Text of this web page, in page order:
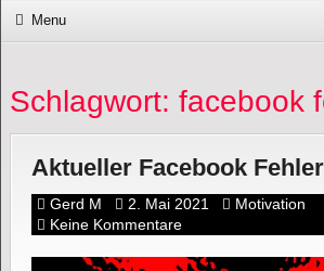
Menu
Schlagwort: facebook
Aktueller Facebook Fehler
Gerd M 2. Mai 2021
Motivation
Keine Kommentare